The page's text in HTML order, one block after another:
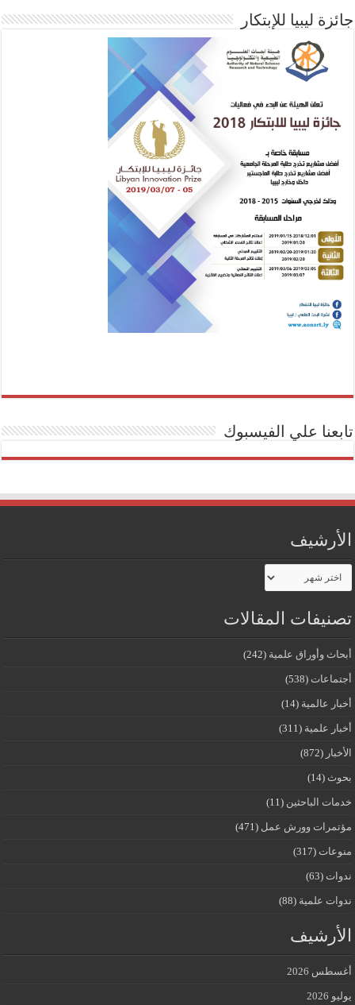
جائزة ليبيا للإبتكار
تابعنا علي الفيسبوك
الأرشيف
الأرشيف
تصنيفات المقالات
أبحاث وأوراق علمية (242)
أجتماعات (538)
أخبار عالمية (14)
أخبار علمية (311)
الأخبار (872)
بحوث (14)
خدمات الباحثين (11)
مؤتمرات وورش عمل (471)
منوعات (317)
ندوات (63)
ندوات علمية (88)
الأرشيف
أغسطس 2026
يوليو 2026